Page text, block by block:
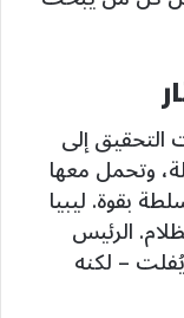
إلى
وتحمل معها
بقوة. ليبيا
الرئيس
يُفلت – لكنه